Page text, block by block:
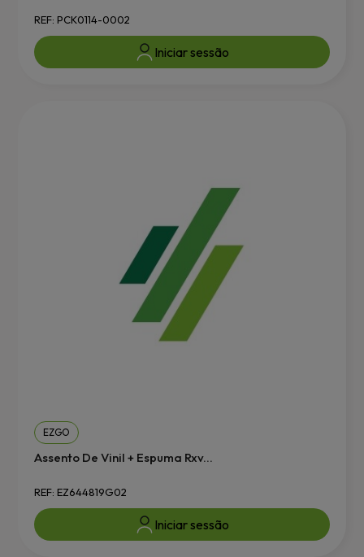
REF: PCK0114-0002
Iniciar sessão
EZGO
Assento De Vinil + Espuma Rxv...
REF: EZ644819G02
Iniciar sessão